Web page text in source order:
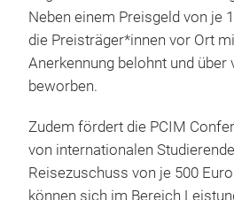
Neben einem Preisgeld von je
die Preisträger*innen vor Ort
Anerkennung belohnt und über
beworben.
Zudem fördert die PCIM
von internationalen
Reisezuschuss von je 500
können sich im Bereich